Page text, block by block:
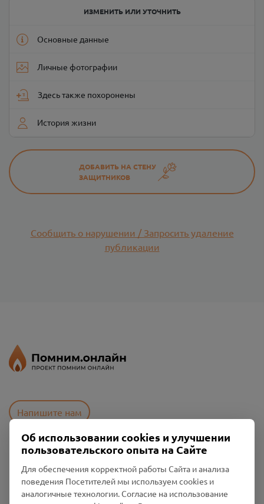
ИЗМЕНИТЬ ИЛИ УТОЧНИТЬ
Основные данные
Личные фотографии
Здесь также похоронены
История жизни
ДОБАВИТЬ НА СТЕНУ
ЗАЩИТНИКОВ
Сообщить о нарушении / Запросить удаление
публикации
Напишите нам
Политика конфиденциальности
Промо-материалы
Об использовании cookies и улучшении
пользовательского опыта на Сайте
Для обеспечения корректной работы Сайта и анализа
поведения Посетителей мы используем cookies и
аналогичные технологии. Согласие на использование